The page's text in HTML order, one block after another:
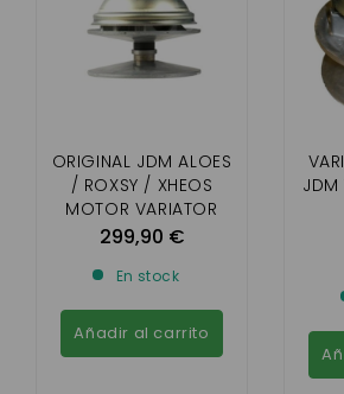
ORIGINAL JDM ALOES
/ ROXSY / XHEOS
MOTOR VARIATOR
299,90 €
En stock
Añadir al carrito
JDM